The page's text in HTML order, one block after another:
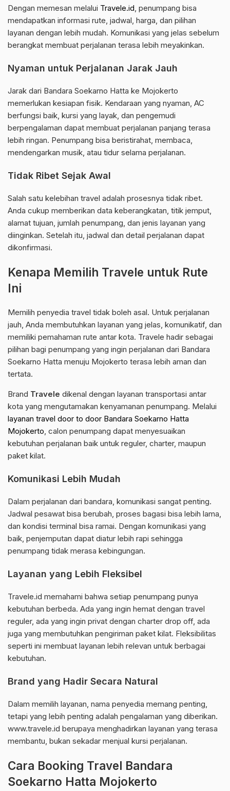
Dengan memesan melalui Travele.id, penumpang bisa
mendapatkan informasi rute, jadwal, harga, dan pilihan
layanan dengan lebih mudah. Komunikasi yang jelas sebelum
berangkat membuat perjalanan terasa lebih meyakinkan.
Nyaman untuk Perjalanan Jarak Jauh
Jarak dari Bandara Soekarno Hatta ke Mojokerto
memerlukan kesiapan fisik. Kendaraan yang nyaman, AC
berfungsi baik, kursi yang layak, dan pengemudi
berpengalaman dapat membuat perjalanan panjang terasa
lebih ringan. Penumpang bisa beristirahat, membaca,
mendengarkan musik, atau tidur selama perjalanan.
Tidak Ribet Sejak Awal
Salah satu kelebihan travel adalah prosesnya tidak ribet.
Anda cukup memberikan data keberangkatan, titik jemput,
alamat tujuan, jumlah penumpang, dan jenis layanan yang
diinginkan. Setelah itu, jadwal dan detail perjalanan dapat
dikonfirmasi.
Kenapa Memilih Travele untuk Rute
Ini
Memilih penyedia travel tidak boleh asal. Untuk perjalanan
jauh, Anda membutuhkan layanan yang jelas, komunikatif, dan
memiliki pemahaman rute antar kota. Travele hadir sebagai
pilihan bagi penumpang yang ingin perjalanan dari Bandara
Soekarno Hatta menuju Mojokerto terasa lebih aman dan
tertata.
Brand Travele dikenal dengan layanan transportasi antar
kota yang mengutamakan kenyamanan penumpang. Melalui
layanan travel door to door Bandara Soekarno Hatta
Mojokerto, calon penumpang dapat menyesuaikan
kebutuhan perjalanan baik untuk reguler, charter, maupun
paket kilat.
Komunikasi Lebih Mudah
Dalam perjalanan dari bandara, komunikasi sangat penting.
Jadwal pesawat bisa berubah, proses bagasi bisa lebih lama,
dan kondisi terminal bisa ramai. Dengan komunikasi yang
baik, penjemputan dapat diatur lebih rapi sehingga
penumpang tidak merasa kebingungan.
Layanan yang Lebih Fleksibel
Travele.id memahami bahwa setiap penumpang punya
kebutuhan berbeda. Ada yang ingin hemat dengan travel
reguler, ada yang ingin privat dengan charter drop off, ada
juga yang membutuhkan pengiriman paket kilat. Fleksibilitas
seperti ini membuat layanan lebih relevan untuk berbagai
kebutuhan.
Brand yang Hadir Secara Natural
Dalam memilih layanan, nama penyedia memang penting,
tetapi yang lebih penting adalah pengalaman yang diberikan.
www.travele.id berupaya menghadirkan layanan yang terasa
membantu, bukan sekadar menjual kursi perjalanan.
Cara Booking Travel Bandara
Soekarno Hatta Mojokerto